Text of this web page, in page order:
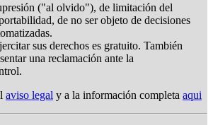
("al olvido"), de limitación del
de no ser objeto de decisiones
sus derechos es gratuito. También
una reclamación ante la
aviso legal y a la información completa aqui